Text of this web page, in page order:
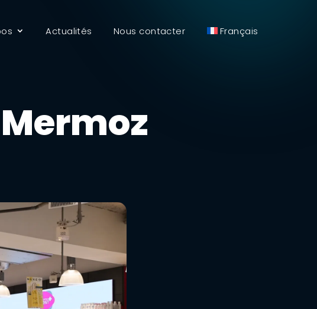
Actualités Nous contacter Français